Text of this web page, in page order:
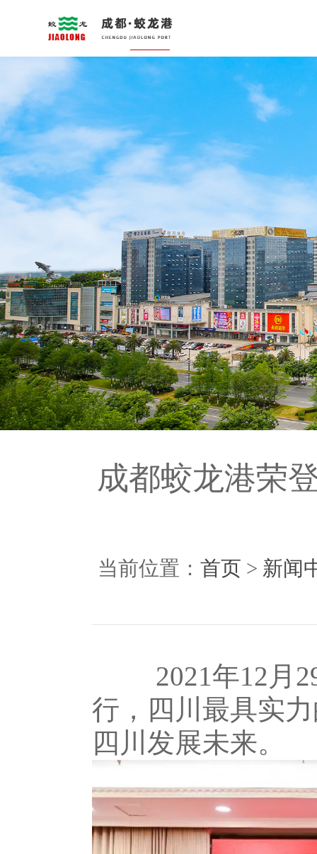
关于我们
董事局主席简介
企业荣誉
社会责任
企业文化
新闻中心
蛟龙直通车
天天蛟龙
城市综合开发
文化旅游中心
展
道
防
成都蛟龙港荣
当前位置： 首页 > 新闻
2021年12 月
行，四川最具实
四川发展未来。